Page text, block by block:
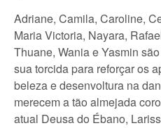
Adriane, Camila, Caroline,
Maria Victoria, Nayara,
Thuane, Wania e Yasmin
sua torcida para reforçar os
beleza e desenvoltura na
merecem a tão almejada
atual Deusa do Ébano,